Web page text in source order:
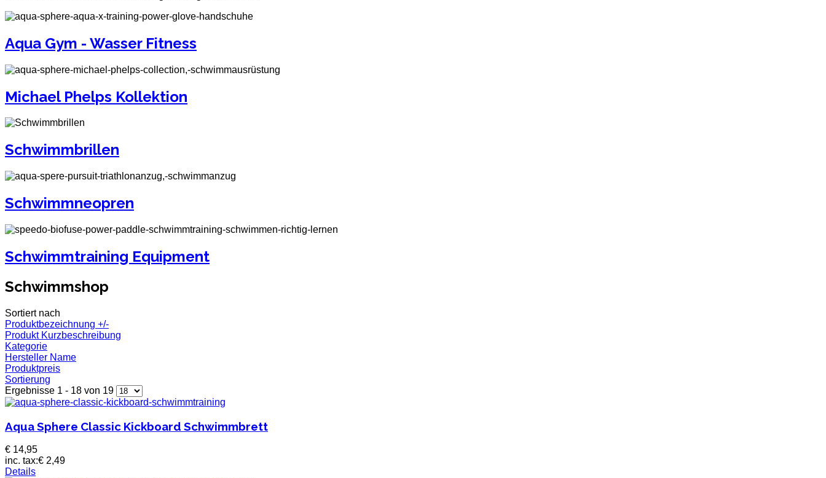
Aqua Gym - Wasser Fitness
Michael Phelps Kollektion
Schwimmbrillen
Schwimmneopren
Schwimmtraining Equipment
Schwimmshop
Sortiert nach
Produktbezeichnung +/-
Produkt Kurzbeschreibung
Kategorie
Hersteller Name
Produktpreis
Sortierung
Ergebnisse 1 - 18 von 19
Aqua Sphere Classic Kickboard Schwimmbrett
€ 14,95
inc. tax:€ 2,49
Details